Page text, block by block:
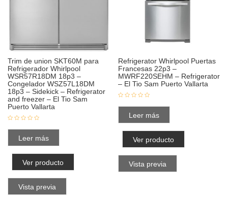
Trim de union SKT60M para
Refrigerador Whirlpool
WSR57R18DM 18p3 –
Congelador WSZ57L18DM
18p3 – Sidekick – Refrigerator
and freezer – El Tio Sam
Puerto Vallarta
Leer más
Ver producto
Vista previa
Refrigerator Whirlpool Puertas
Francesas 22p3 –
MWRF220SEHM – Refrigerator
– El Tio Sam Puerto Vallarta
Leer más
Ver producto
Vista previa